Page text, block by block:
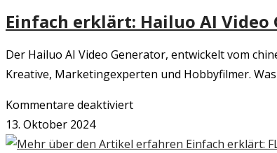
Ein
die
Website
Einfach erklärt: Hailuo AI
Der Hailuo AI Video Generator, entwickelt vom
Kreative, Marketingexperten und Hobbyfilmer.
Kommentare deaktiviertfür
erklärt:
13. Oktober 2024